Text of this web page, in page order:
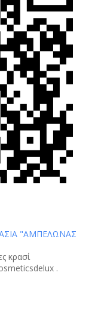
"ΑΜΠΕΛΩΝΑΣ
κρασί
.